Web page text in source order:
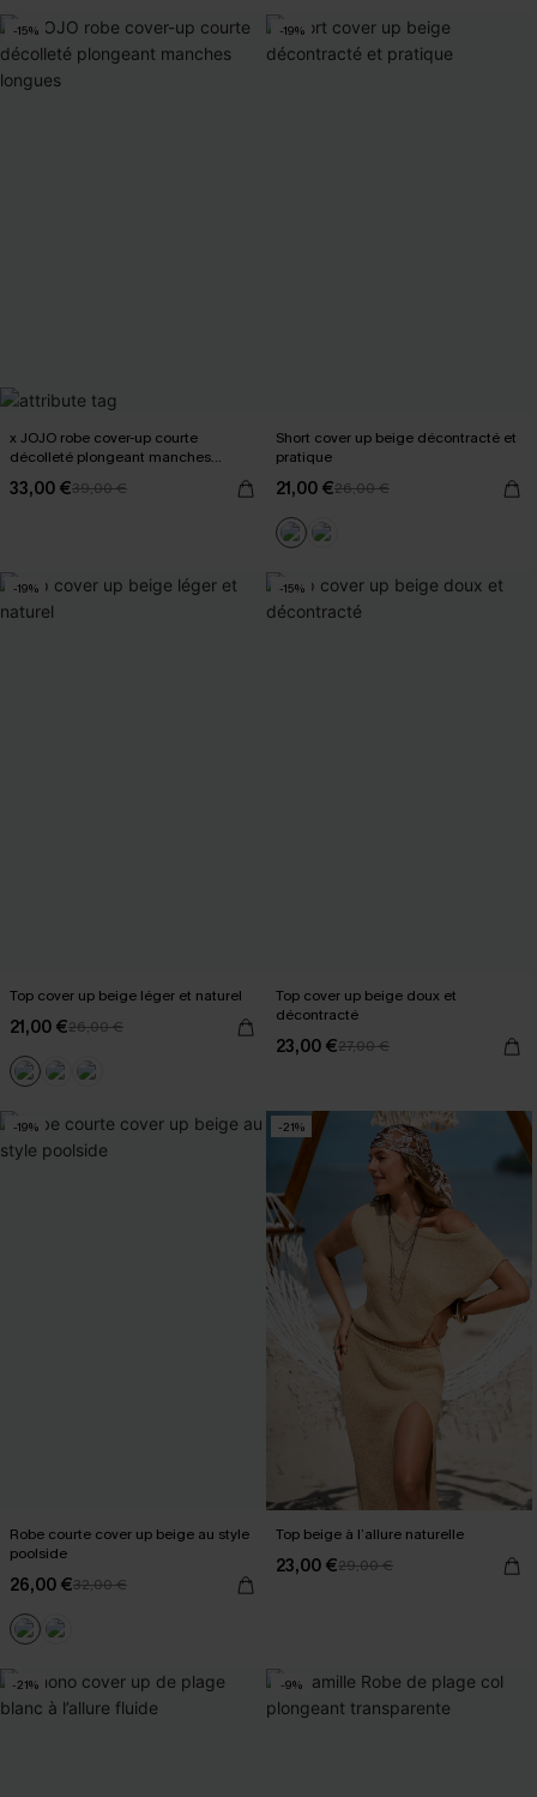
-15%
x JOJO robe cover-up courte
décolleté plongeant manches
33,00 €39,00 €
-19%
Short cover up beige décontracté et
pratique
21,00 €26,00 €
-19%
Top cover up beige léger et naturel
21,00 €26,00 €
-15%
Top cover up beige doux et
décontracté
23,00 €27,00 €
-19%
Robe courte cover up beige au style
poolside
26,00 €32,00 €
-21%
Top beige à l’allure naturelle
23,00 €29,00 €
-21% -9%